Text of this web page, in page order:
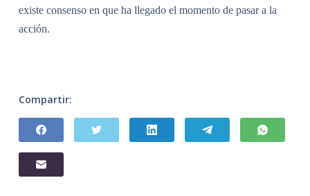
existe consenso en que ha llegado el momento de pasar a la
acción.
Compartir: